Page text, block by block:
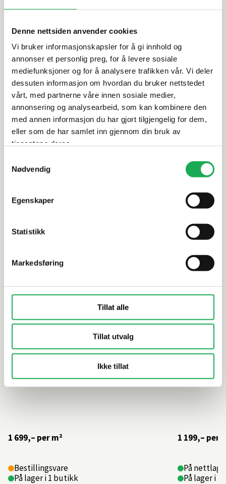
Denne nettsiden anvender cookies
Vi bruker informasjonskapsler for å gi innhold og
annonser et personlig preg, for å levere sosiale
mediefunksjoner og for å analysere trafikken vår. Vi deler
dessuten informasjon om hvordan du bruker nettstedet
vårt, med partnerne våre innen sosiale medier,
annonsering og analysearbeid, som kan kombinere den
med annen informasjon du har gjort tilgjengelig for dem,
eller som de har samlet inn gjennom din bruk av
tjenestene deres.
Nødvendig
Egenskaper
Statistikk
Markedsføring
Tillat alle
Tillat utvalg
Ikke tillat
Produktinformasjon
Rengjøring og vedlikehold
Leveringsinformasjon
Dokumentasjon
Alternative produkter
Met Arch, Copper 60x60 Flis
1 699,– per m²
Bestillingsvare
På lager i 1 butikk
Wind,
FAST
1 199,– per
På
På lager i